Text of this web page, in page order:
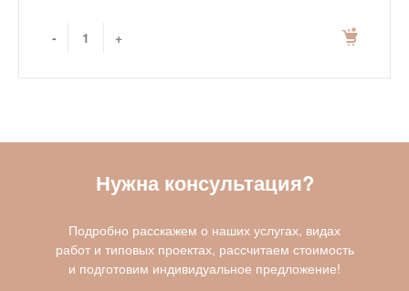
- +
Нужна консультация?
Подробно расскажем о наших услугах, видах
работ и типовых проектах, рассчитаем стоимость
и подготовим индивидуальное предложение!